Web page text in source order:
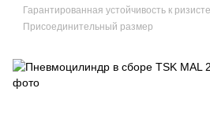
Гарантированная устойчивость к
Присоединительный размер